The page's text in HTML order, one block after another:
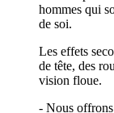
hommes qui
de soi.
Les effets
de tête, des
vision floue.
- Nous offrons